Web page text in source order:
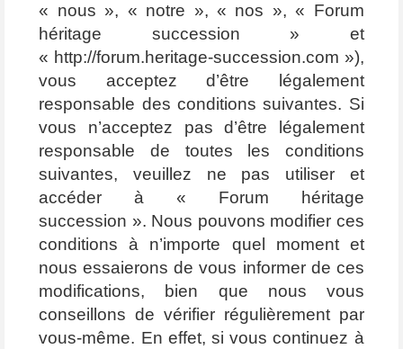
« nous », « notre », « nos », « Forum
héritage succession » et
« http://forum.heritage-succession.com »),
vous acceptez d’être légalement
responsable des conditions suivantes. Si
vous n’acceptez pas d’être légalement
responsable de toutes les conditions
suivantes, veuillez ne pas utiliser et
accéder à « Forum héritage
succession ». Nous pouvons modifier ces
conditions à n’importe quel moment et
nous essaierons de vous informer de ces
modifications, bien que nous vous
conseillons de vérifier régulièrement par
vous-même. En effet, si vous continuez à